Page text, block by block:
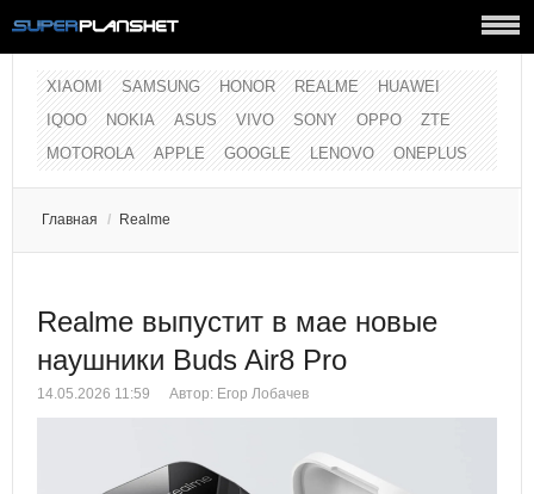
XIAOMI SAMSUNG HONOR REALME
HUAWEI
IQOO
NOKIA ASUS VIVO SONY OPPO
ZTE
MOTOROLA
APPLE GOOGLE LENOVO ONEPLUS
Главная / Realme
Realme выпустит в мае новые
наушники Buds Air8 Pro
14.05.2026 11:59 Автор: Егор Лобачев